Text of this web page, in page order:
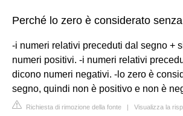
Perché lo zero è considerato
-i numeri relativi preceduti dal segno +
numeri positivi. -i numeri relativi
dicono numeri negativi. -lo zero è
segno, quindi non è positivo e non è
Richiesta di rimozione della fonte | Visualizza la